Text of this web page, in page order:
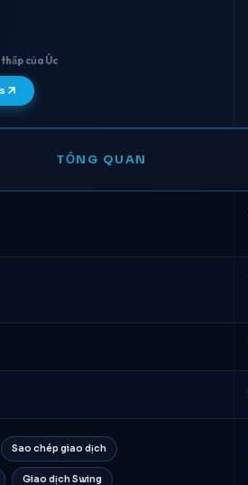
của Úc
TỔNG QUAN
Sao chép giao dịch
Giao dịch Swing